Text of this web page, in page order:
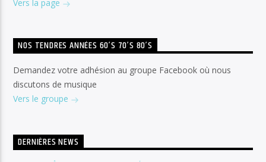
Vers la page
NOS TENDRES ANNÉES 60’S 70’S 80’S
Demandez votre adhésion au groupe Facebook où nous
discutons de musique
Vers le groupe
DERNIÈRES NEWS